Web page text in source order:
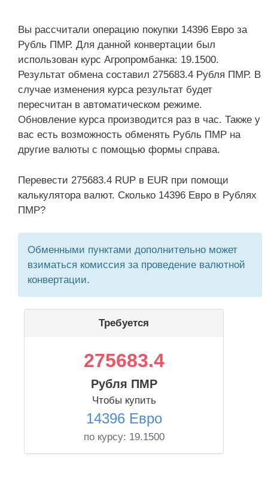
Вы рассчитали операцию покупки 14396 Евро за
Рубль ПМР. Для данной конвертации был
использован курс Агропромбанка: 19.1500.
Результат обмена составил 275683.4 Рубля ПМР. В
случае изменения курса результат будет
пересчитан в автоматическом режиме.
Обновление курса производится раз в час. Также у
вас есть возможность обменять Рубль ПМР на
другие валюты с помощью формы справа.
Перевести 275683.4 RUP в EUR при помощи
калькулятора валют. Сколько 14396 Евро в Рублях
ПМР?
Обменными пунктами дополнительно может
взиматься комиссия за проведение валютной
конвертации.
Требуется
275683.4
Рубля ПМР
Чтобы купить
14396 Евро
по курсу: 19.1500